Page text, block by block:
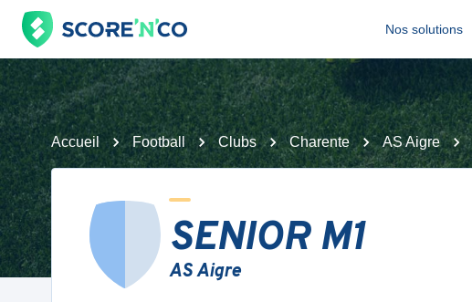
Nos solutions
Accueil Football Clubs Charente AS Aigre
SENIOR M1
AS Aigre